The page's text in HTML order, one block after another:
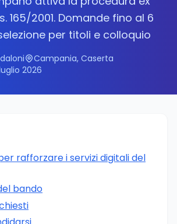
165/2001. Domande fino al 6
per titoli e colloquio
Campania, Caserta
2026
rafforzare i servizi digitali del
bando